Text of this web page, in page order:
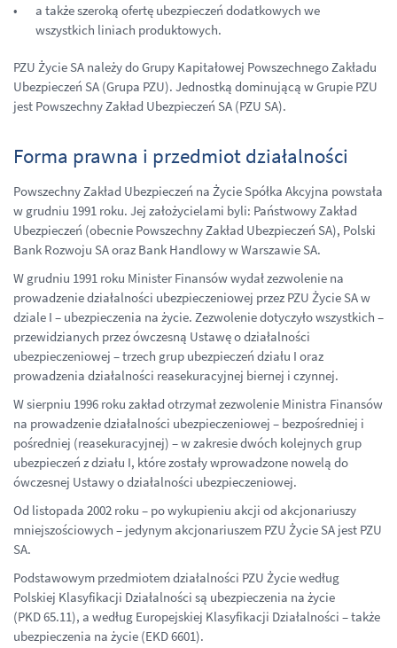
a także szeroką ofertę ubezpieczeń dodatkowych we
wszystkich liniach produktowych.
PZU Życie SA należy do Grupy Kapitałowej Powszechnego Zakładu
Ubezpieczeń SA (Grupa PZU). Jednostką dominującą w Grupie PZU
jest Powszechny Zakład Ubezpieczeń SA (PZU SA).
Forma prawna i przedmiot działalności
Powszechny Zakład Ubezpieczeń na Życie Spółka Akcyjna powstała
w grudniu 1991 roku. Jej założycielami byli: Państwowy Zakład
Ubezpieczeń (obecnie Powszechny Zakład Ubezpieczeń SA), Polski
Bank Rozwoju SA oraz Bank Handlowy w Warszawie SA.
W grudniu 1991 roku Minister Finansów wydał zezwolenie na
prowadzenie działalności ubezpieczeniowej przez PZU Życie SA w
dziale I – ubezpieczenia na życie. Zezwolenie dotyczyło wszystkich –
przewidzianych przez ówczesną Ustawę o działalności
ubezpieczeniowej – trzech grup ubezpieczeń działu I oraz
prowadzenia działalności reasekuracyjnej biernej i czynnej.
W sierpniu 1996 roku zakład otrzymał zezwolenie Ministra Finansów
na prowadzenie działalności ubezpieczeniowej – bezpośredniej i
pośredniej (reasekuracyjnej) – w zakresie dwóch kolejnych grup
ubezpieczeń z działu I, które zostały wprowadzone nowelą do
ówczesnej Ustawy o działalności ubezpieczeniowej.
Od listopada 2002 roku – po wykupieniu akcji od akcjonariuszy
mniejszościowych – jedynym akcjonariuszem PZU Życie SA jest PZU
SA.
Podstawowym przedmiotem działalności PZU Życie według
Polskiej Klasyfikacji Działalności są ubezpieczenia na życie
(PKD 65.11), a według Europejskiej Klasyfikacji Działalności – także
ubezpieczenia na życie (EKD 6601).